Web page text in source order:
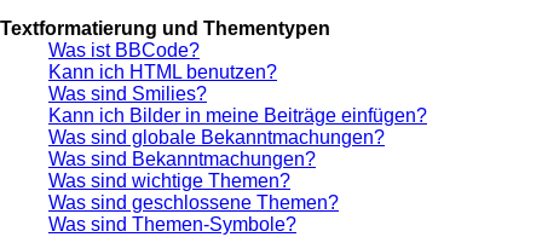
Textformatierung und Thementypen
Was ist BBCode?
Kann ich HTML benutzen?
Was sind Smilies?
Kann ich Bilder in meine Beiträge einfügen?
Was sind globale Bekanntmachungen?
Was sind Bekanntmachungen?
Was sind wichtige Themen?
Was sind geschlossene Themen?
Was sind Themen-Symbole?